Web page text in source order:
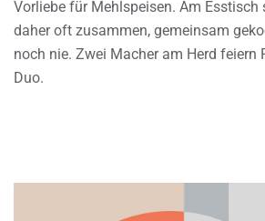
Vorliebe für Mehlspeisen. Am Esstisch
daher oft zusammen, gemeinsam
noch nie. Zwei Macher am Herd feiern
Duo.